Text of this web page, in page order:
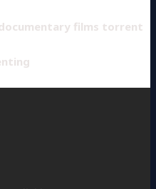
films torrent